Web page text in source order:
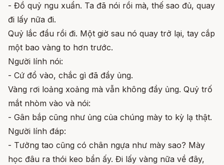
- Đồ quỷ ngu xuẩn. Ta đã nói rồi mà, thế sao đủ, quay
đi lấy nữa đi.
Quỷ lắc đầu rồi đi. Một giờ sau nó quay trở lại, tay cắp
một bao vàng to hơn trước.
Người lính nói:
- Cứ đổ vào, chắc gì đã đầy ủng.
Vàng rơi loảng xoảng mà vẫn không đầy ủng. Quỷ trố
mắt nhòm vào và nói:
- Gân bắp cũng như ủng của chúng mày to kỳ lạ thật.
Người lính đáp:
- Tưởng tao cũng có chân ngựa như mày sao? Mày
học đâu ra thói keo bẩn ấy. Đi lấy vàng nữa về đây,